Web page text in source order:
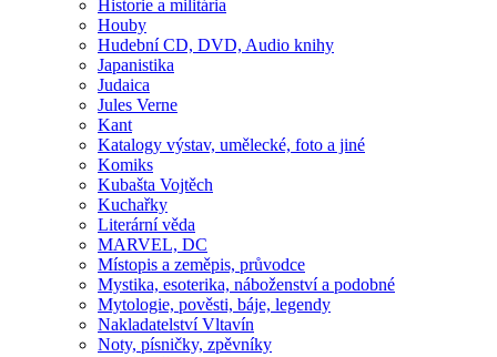
Historie a militária
Houby
Hudební CD, DVD, Audio knihy
Japanistika
Judaica
Jules Verne
Kant
Katalogy výstav, umělecké, foto a jiné
Komiks
Kubašta Vojtěch
Kuchařky
Literární věda
MARVEL, DC
Místopis a zeměpis, průvodce
Mystika, esoterika, náboženství a podobné
Mytologie, pověsti, báje, legendy
Nakladatelství Vltavín
Noty, písničky, zpěvníky